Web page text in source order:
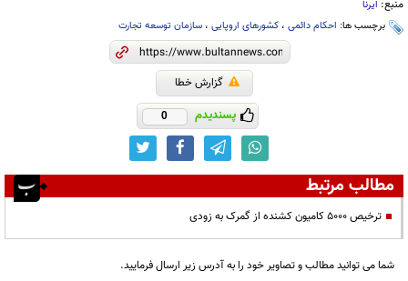
منبع: ایرنا
برچسب ها: احکام دائمی ، کشورهای اروپایی ، سازمان توسعه تجارت
گزارش خطا
پسندیدم 0
مطالب مرتبط
ترخیص ۵۰۰۰ کامیون کشنده از گمرک به زودی
شما می توانید مطالب و تصاویر خود را به آدرس زیر ارسال فرمایید.